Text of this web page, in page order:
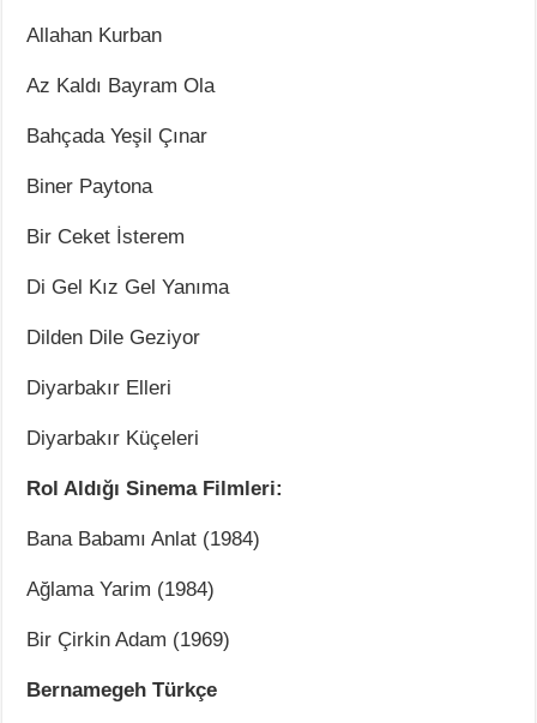
Allahan Kurban
Az Kaldı Bayram Ola
Bahçada Yeşil Çınar
Biner Paytona
Bir Ceket İsterem
Di Gel Kız Gel Yanıma
Dilden Dile Geziyor
Diyarbakır Elleri
Diyarbakır Küçeleri
Rol Aldığı Sinema Filmleri:
Bana Babamı Anlat (1984)
Ağlama Yarim (1984)
Bir Çirkin Adam (1969)
Bernamegeh Türkçe